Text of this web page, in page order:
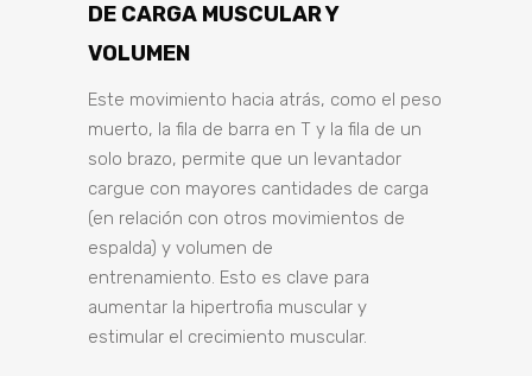
DE CARGA MUSCULAR Y
VOLUMEN
Este movimiento hacia atrás, como el peso
muerto, la fila de barra en T y la fila de un
solo brazo, permite que un levantador
cargue con mayores cantidades de carga
(en relación con otros movimientos de
espalda) y volumen de
entrenamiento. Esto es clave para
aumentar la hipertrofia muscular y
estimular el crecimiento muscular.